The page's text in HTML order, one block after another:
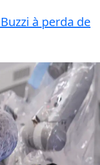
à perda de